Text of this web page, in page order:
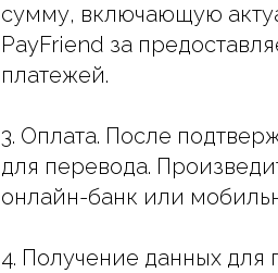
сумму, включающую
PayFriend за
платежей.
3. Оплата. После
для перевода.
онлайн-банк или
4. Получение данных для